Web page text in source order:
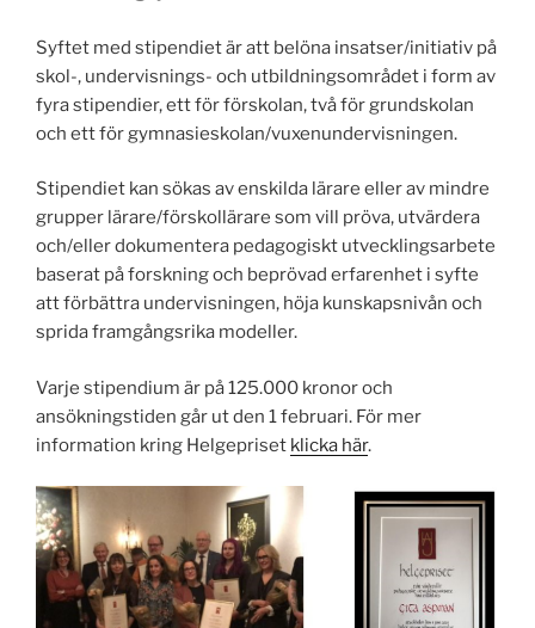
Syftet med stipendiet är att belöna insatser/initiativ på
skol-, undervisnings- och utbildningsområdet i form av
fyra stipendier, ett för förskolan, två för grundskolan
och ett för gymnasieskolan/vuxenundervisningen.
Stipendiet kan sökas av enskilda lärare eller av mindre
grupper lärare/förskollärare som vill pröva, utvärdera
och/eller dokumentera pedagogiskt utvecklingsarbete
baserat på forskning och beprövad erfarenhet i syfte
att förbättra undervisningen, höja kunskapsnivån och
sprida framgångsrika modeller.
Varje stipendium är på 125.000 kronor och
ansökningstiden går ut den 1 februari. För mer
information kring Helgepriset klicka här.